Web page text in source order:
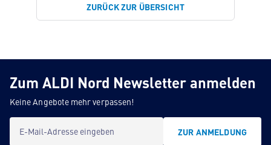
ZURÜCK ZUR ÜBERSICHT
Zum ALDI Nord Newsletter anmelden
Keine Angebote mehr verpassen!
E-Mail-Adresse eingeben ZUR ANMELDUNG